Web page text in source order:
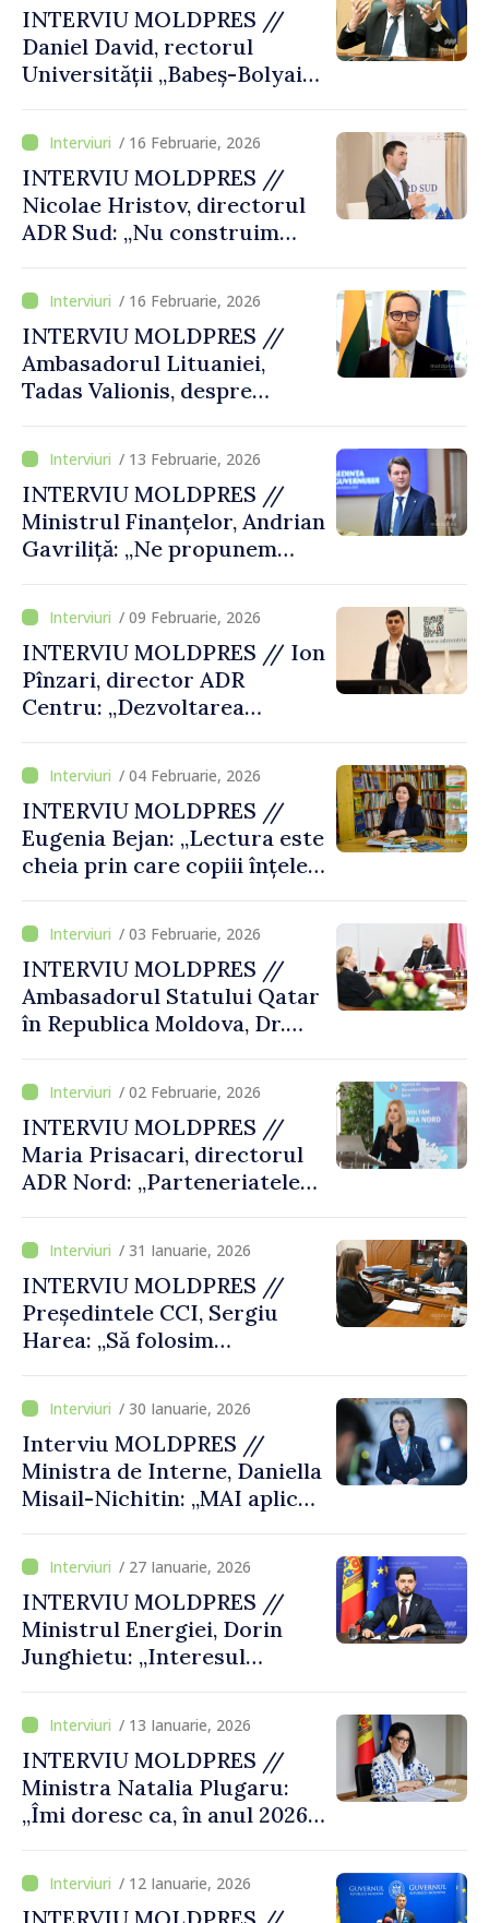
INTERVIU MOLDPRES //
Daniel David, rectorul
Universității „Babeș-Bolyai”
cineva îți răstoarnă istoria și
identitatea națională,
înseamnă că nu ai suficiente
cunoștințe”
/ 16 Februarie, 2026
INTERVIU MOLDPRES //
Nicolae Hristov, directorul
ADR Sud: „Nu construim
condiții de viață mai bune, un
trai mai ușor pentru mii de
locuitori”
/ 16 Februarie, 2026
INTERVIU MOLDPRES //
Ambasadorul Lituaniei,
Tadas Valionis, despre
Republicii Moldova la UE:
„Dacă faci lucrurile să
devină reale, ele vor deveni
realizabile”
/ 13 Februarie, 2026
INTERVIU MOLDPRES //
Ministrul Finanțelor, Andrian
Gavriliță: „Ne propunem
financiar, în beneficiul
mediului de afaceri și al
cetățenilor”
/ 09 Februarie, 2026
INTERVIU MOLDPRES // Ion
Pînzari, director ADR
Centru: „Dezvoltarea
proiecte, ci şi schimbări
vizibile în viața oamenilor”
/ 04 Februarie, 2026
INTERVIU MOLDPRES //
Eugenia Bejan: „Lectura este
cheia prin care copiii înțeleg
/ 03 Februarie, 2026
INTERVIU MOLDPRES //
Ambasadorul Statului Qatar
în Republica Moldova, Dr.
Mahmoud: „Lucrăm la
îmbunătățirea modalităților
de atragere a investitorilor
qatarezi pe piața
moldovenească”
/ 02 Februarie, 2026
INTERVIU MOLDPRES //
Maria Prisacari, directorul
ADR Nord: „Parteneriatele
ajută să realizăm
transformări concrete”
/ 31 Ianuarie, 2026
INTERVIU MOLDPRES //
Președintele CCI, Sergiu
Harea: „Să folosim
oferă procesul de integrare
europeană pentru a atrage
investiții și a deveni
competitivi”
/ 30 Ianuarie, 2026
Interviu MOLDPRES //
Ministra de Interne, Daniella
Misail-Nichitin: „MAI aplică
domeniul securității și este
pregătit să avanseze în
procesul de aderare la UE”
/ 27 Ianuarie, 2026
INTERVIU MOLDPRES //
Ministrul Energiei, Dorin
Junghietu: „Interesul
să aibă energie sigură şi la
prețuri accesibile”
/ 13 Ianuarie, 2026
INTERVIU MOLDPRES //
Ministra Natalia Plugaru:
„Îmi doresc ca, în anul 2026,
realizează MMPS să fie
resimțite de oameni, în viața
/ 12 Ianuarie, 2026